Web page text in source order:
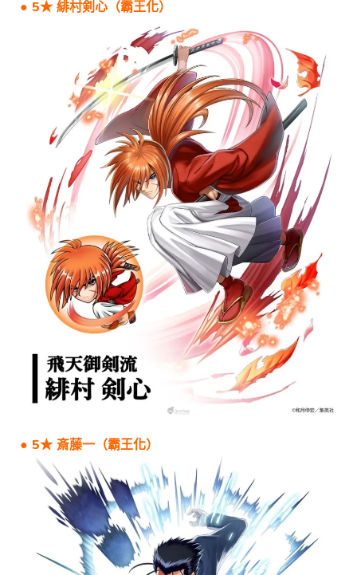
● 5★ 緋村剣心（霸王化）
● 5★ 斎藤一（霸王化）